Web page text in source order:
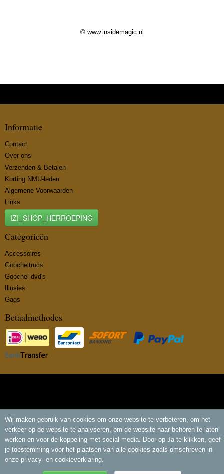
© www.insidemagic.nl
Informatie
Contact
Over ons
Verzenden & Betalen
Korting NMU-leden
Algemene Voorwaarden
Links
IZI_SHOP_HERROEPING
Categorieën
Accessoires
Goocheltrucs
Goochel dvd's
Illusies
Gags
Betaalmethodes
Wij maken gebruik van cookies om onze website te verbeteren, om het
verkeer op de website te analyseren, om de website naar behoren te laten
werken en voor de koppeling met social media. Door op Ja te klikken, geef
je toestemming voor het plaatsen van alle cookies zoals omschreven in
onze privacy- en cookieverklaring.